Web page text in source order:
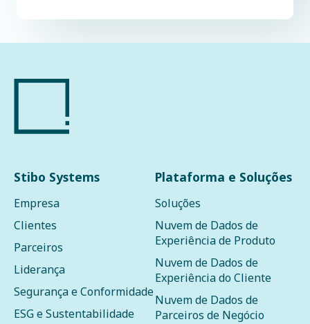
Stibo Systems
Empresa
Clientes
Parceiros
Liderança
Segurança e Conformidade
ESG e Sustentabilidade
Plataforma e Soluções
Soluções
Nuvem de Dados de
Experiência de Produto
Nuvem de Dados de
Experiência do Cliente
Nuvem de Dados de
Parceiros de Negócio